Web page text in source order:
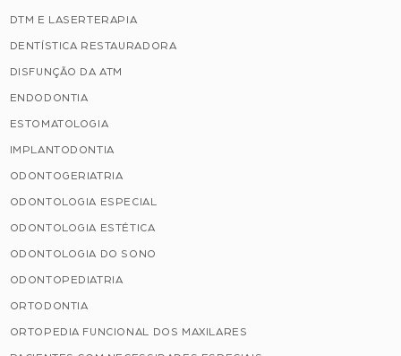
DTM E LASERTERAPIA
DENTÍSTICA RESTAURADORA
DISFUNÇÃO DA ATM
ENDODONTIA
ESTOMATOLOGIA
IMPLANTODONTIA
ODONTOGERIATRIA
ODONTOLOGIA ESPECIAL
ODONTOLOGIA ESTÉTICA
ODONTOLOGIA DO SONO
ODONTOPEDIATRIA
ORTODONTIA
ORTOPEDIA FUNCIONAL DOS MAXILARES